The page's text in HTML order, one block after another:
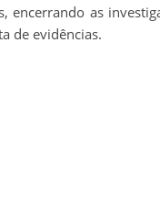
encerrando as
de evidências.